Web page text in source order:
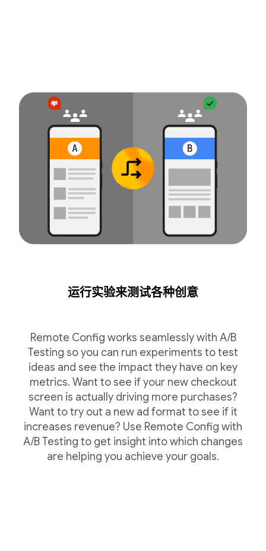
运行实验来测试各种创意
Remote Config works seamlessly with A/B
Testing so you can run experiments to test
ideas and see the impact they have on key
metrics. Want to see if your new checkout
screen is actually driving more purchases?
Want to try out a new ad format to see if it
increases revenue? Use Remote Config with
A/B Testing to get insight into which changes
are helping you achieve your goals.